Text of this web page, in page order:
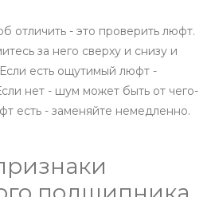
отличить - это проверить люфт.
за него сверху и снизу и
есть ощутимый люфт -
нет - шум может быть от чего-
есть - заменяйте немедленно.